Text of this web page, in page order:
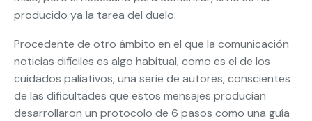
producido ya la tarea del duelo.
Procedente de otro ámbito en el que la comunicación
noticias difíciles es algo habitual, como es el de los
cuidados paliativos, una serie de autores, conscientes
de las dificultades que estos mensajes producían
desarrollaron un protocolo de 6 pasos como una guía